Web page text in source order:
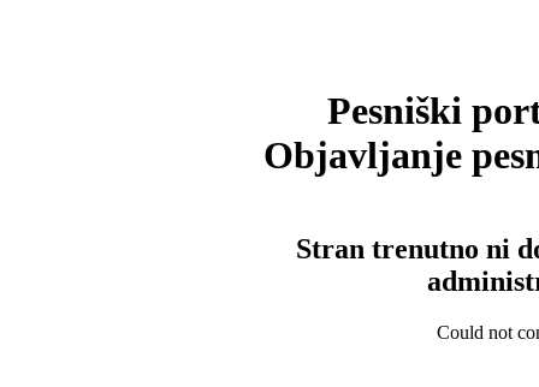
Pesniški
Objavljanje
Stran trenutno ni
Could not